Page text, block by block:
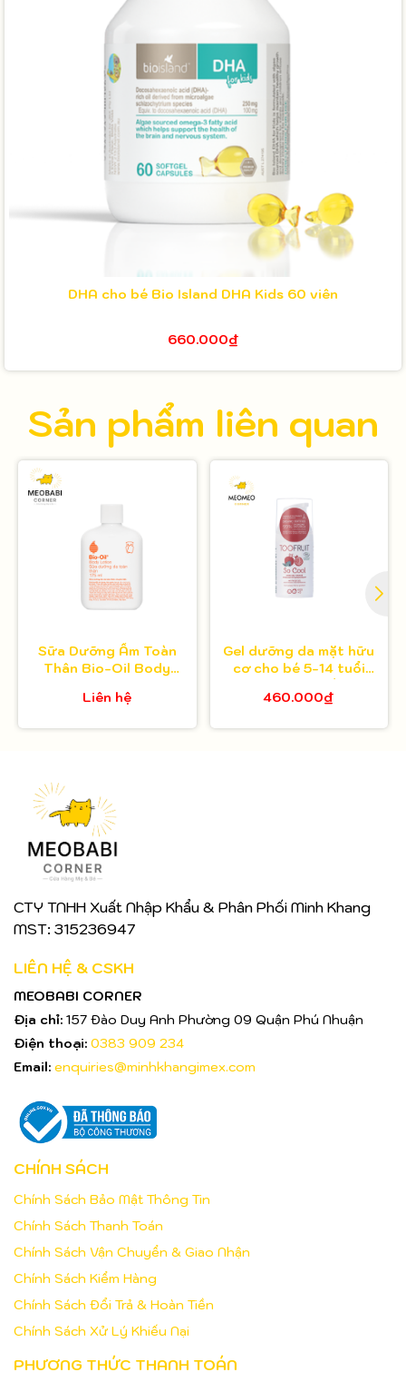
DHA cho bé Bio Island DHA Kids 60 viên
660.000₫
Sản phẩm liên quan
Sữa Dưỡng Ẩm Toàn
Thân Bio-Oil Body
Liên hệ
Gel dưỡng da mặt hữu
cơ cho bé 5-14 tuổi
30ml
460.000₫
CTY TNHH Xuất Nhập Khẩu & Phân Phối Minh Khang
MST: 315236947
LIÊN HỆ & CSKH
MEOBABI CORNER
Địa chỉ: 157 Đào Duy Anh Phường 09 Quận Phú Nhuận
Điện thoại: 0383 909 234
Email: enquiries@minhkhangimex.com
CHÍNH SÁCH
Chính Sách Bảo Mật Thông Tin
Chính Sách Thanh Toán
Chính Sách Vận Chuyển & Giao Nhận
Chính Sách Kiểm Hàng
Chính Sách Đổi Trả & Hoàn Tiền
Chính Sách Xử Lý Khiếu Nại
PHƯƠNG THỨC THANH TOÁN